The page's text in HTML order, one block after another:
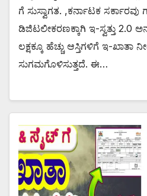
ಗೆ ಸುಸ್ವಾಗತ. ,ಕರ್ನಾಟಕ
ಡಿಜಿಟಲೀಕರಣಕ್ಕಾಗಿ ಇ-ಸ್ವತ್ತು 2.0
ಲಕ್ಷಕ್ಕೂ ಹೆಚ್ಚು ಆಸ್ತಿಗಳಿಗೆ ಇ-ಖಾತಾ
ಸುಗಮಗೊಳಿಸುತ್ತದೆ. ಈ…